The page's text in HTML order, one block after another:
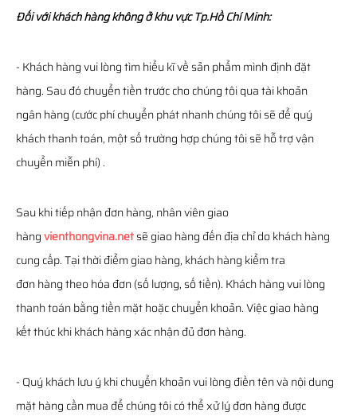
Đối với khách hàng không ở khu vực Tp.Hồ Chí Minh:
- Khách hàng vui lòng tìm hiểu kĩ về sản phẩm mình định đặt
hàng. Sau đó chuyển tiền trước cho chúng tôi qua tài khoản
ngân hàng (cước phí chuyển phát nhanh chúng tôi sẽ để quý
khách thanh toán, một số trường hợp chúng tôi sẽ hỗ trợ vận
chuyển miễn phí) .
Sau khi tiếp nhận đơn hàng, nhân viên giao
hàngvienthongvina.netsẽ giao hàng đến địa chỉ do khách hàng
cung cấp. Tại thời điểm giao hàng, khách hàng kiểm tra
đơn hàng theo hóa đơn (số lượng, số tiền). Khách hàng vui lòng
thanh toán bằng tiền mặt hoặc chuyển khoản. Việc giao hàng
kết thúc khi khách hàng xác nhận đủ đơn hàng.
- Quý khách lưu ý khi chuyển khoản vui lòng điền tên và nội dung
mặt hàng cần mua để chúng tôi có thể xử lý đơn hàng được